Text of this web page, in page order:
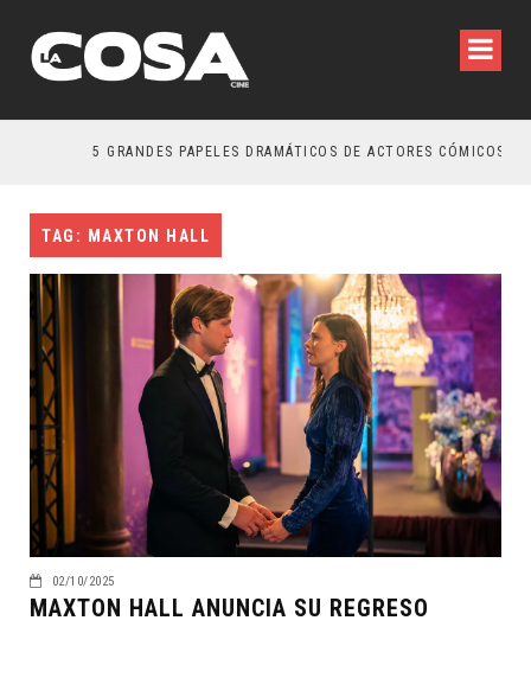
5 GRANDES PAPELES DRAMÁTICOS DE ACTORES CÓMICOS
TAG: MAXTON HALL
02/10/2025
MAXTON HALL ANUNCIA SU REGRESO